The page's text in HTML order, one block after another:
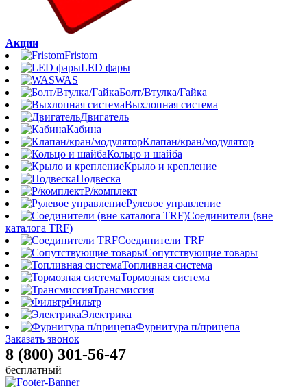
Акции
Fristom
LED фары
WAS
Болт/Втулка/Гайка
Выхлопная система
Двигатель
Кабина
Клапан/кран/модулятор
Кольцо и шайба
Крыло и крепление
Подвеска
Р/комплект
Рулевое управление
Соединители (вне
каталога TRF)
Соединители TRF
Сопутствующие товары
Топливная система
Тормозная система
Трансмиссия
Фильтр
Электрика
Фурнитура п/прицепа
Заказать звонок
8 (800) 301-56-47
бесплатный